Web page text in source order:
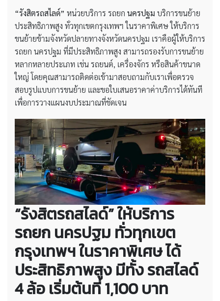
“รังสิตรถสไลด์” หน่วยบริการ รถยก นครปฐม บริการขนย้าย
ประสิทธิภาพสูง ทั่วทุกเขตกรุงเทพฯ ในราคาพิเศษ ให้บริการ
ขนย้ายข้ามจังหวัดปลายทางจังหวัดนครปฐม เราคือผู้ให้บริการ
รถยก นครปฐม ที่มีประสิทธิภาพสูง สามารถรองรับการขนย้าย
หลากหลายประเภท เช่น รถยนต์, เครื่องจักร หรือสินค้าขนาด
ใหญ่ โดยคุณสามารถติดต่อเข้ามาสอบถามกับเราเพื่อตรวจ
สอบรูปแบบการขนย้าย และขอใบเสนอราคาค่าบริการได้ทันที
เพื่อการวางแผนงบประมาณที่ชัดเจน
“รังสิตรถสไลด์” ให้บริการ
รถยก นครปฐม ทั่วทุกเขต
กรุงเทพฯ ในราคาพิเศษ ได้
ประสิทธิภาพสูง มีทั้ง รถสไลด์
4 ล้อ เริ่มต้นที่ 1,100 บาท